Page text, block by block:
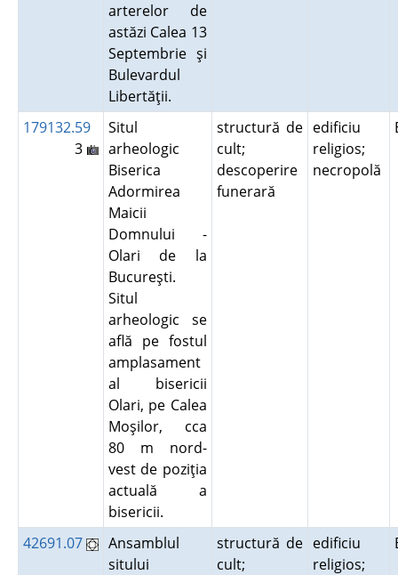
arterelor de
astăzi Calea 13
Septembrie şi
Bulevardul
Libertăţii.
179132.59
3
Situl
arheologic
Biserica
Adormirea
Maicii
Domnului -
Olari de la
Bucureşti.
Situl
arheologic se
află pe fostul
amplasament
al bisericii
Olari, pe Calea
Moşilor, cca
80 m nord-
vest de poziţia
actuală a
bisericii.
structură de
cult;
descoperire
funerară
edificiu
religios;
necropolă
42691.07
Ansamblul
sitului
structură de
cult;
edificiu
religios;